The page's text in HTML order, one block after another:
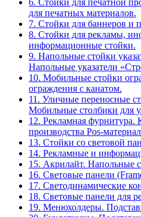
6. Стойки для печатной
для печатных материалов.
7. Стойки для баннеров и
8. Стойки для рекламы,
информационные стойки.
9. Напольные стойки
Напольные указатели
10. Мобильные стойки
ограждения с канатом.
11. Уличные переносные
Мобильные столбики для
12. Рекламная
производства Pos-
13. Стойки со световой
14. Рекламные и
15. Акрилайт. Напольные
16. Световые панели
17. Светодинамические
18. Световые панели для
19. Менюхолдеры.